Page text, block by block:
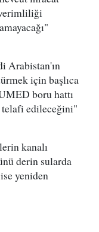
Arabistan'ın
için başlıca
boru hattı
telafi edileceğini"
kanalı
derin sularda
yeniden